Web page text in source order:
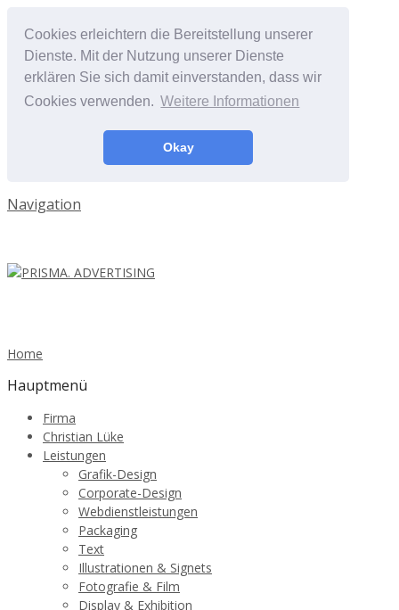
Cookies erleichtern die Bereitstellung unserer
Dienste. Mit der Nutzung unserer Dienste
erklären Sie sich damit einverstanden, dass wir
Cookies verwenden. Weitere Informationen
Okay
Navigation
Home
Hauptmenü
Firma
Christian Lüke
Leistungen
Grafik-Design
Corporate-Design
Webdienstleistungen
Packaging
Text
Illustrationen & Signets
Fotografie & Film
Display & Exhibition